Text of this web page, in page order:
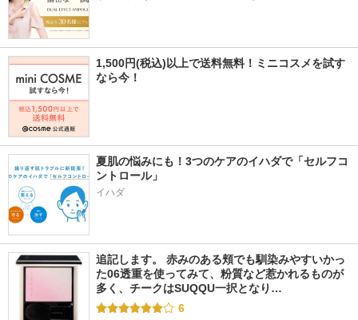
1,500円(税込)以上で送料無料！ミニコスメを試す
なら今！
夏肌の悩みにも！3つのケアのイハダで「セルフコ
ントロール」
イハダ
追記します。 赤みのある頬でも馴染みやすいかっ
た06透重を使ってみて、粉質など惹かれるものが
多く、チークはSUQQU一択となり…
6